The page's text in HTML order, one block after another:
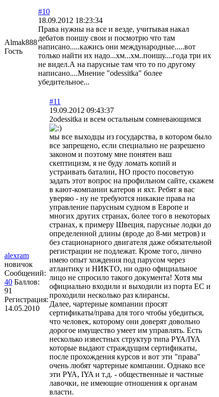
Almak888
Гость
#10
18.09.2012 18:23:34
Права нужны на все и везде, учитывая накал
дебатов поишу свои и посмотрю что там
написано.....кажись они международные.....вот
только найти их надо...хм...хм..поишу....года три их
не видел.А на парусные там что то по другому
написано....Мнение "odessitka" более
убедительное...
alexram
новичок
Сообщений:
40 Баллов:
91
Регистрация:
14.05.2010
#11
19.09.2012 09:43:37
2odessitka и всем остальным сомневающимся
мы все выходцы из государства, в котором было
все запрещено, если специально не разрешено
законом и поэтому мне понятен ваш
скептицизм, я не буду ломать копий и
устраивать баталии, НО просто посоветую
задать этот вопрос на профильном сайте, скажем
в кают-компании катеров и яхт. Ребят я вас
уверяю - ну не требуются никакие права на
управление парусным судном в Европе и
многих других странах, более того в некоторых
странах, к примеру Швеция, парусные лодки до
определенной длины (вроде до 8-ми метров) и
без стационарного двигателя даже обязательной
регистрации не подлежат. Кроме того, лично
имею опыт хождения под парусом через
атлантику и НИКТО, ни одно официальное
лицо не спросило такого документа! Хотя мы
официально входили и выходили из порта ЕС и
проходили несколько раз клирансы.
Далее, чартерные компании просят
сертификаты/права для того чтобы убедиться,
что человек, которому они доверят довольно
дорогое имущество умеет им управлять. Есть
несколько известных структур типа ΡΥΑ/ΙΥΑ
которые выдают страждущим сертификаты,
после прохождения курсов и вот эти "права"
очень любят чартерные компании. Однако все
эти ΡΥΑ, ΙΥΑ и т.д. - общественные и частные
лавочки, не имеющие отношения к органам
власти.